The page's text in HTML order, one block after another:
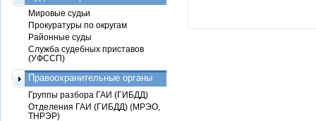
Мировые судьи
Прокуратуры по округам
Районные суды
Служба судебных приставов
(УФССП)
Правоохранительные органы
Группы разбора ГАИ (ГИБДД)
Отделения ГАИ (ГИБДД) (МРЭО,
ТНРЭР)